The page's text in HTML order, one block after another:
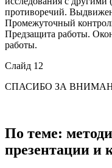
противоречий.
Промежуточный
Предзащита работы.
работы.
Слайд 12
СПАСИБО ЗА
По теме:
презентации и